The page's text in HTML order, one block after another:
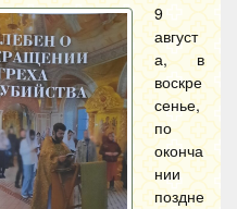
9
август
а, в
воскре
сенье,
по
оконча
нии
поздне